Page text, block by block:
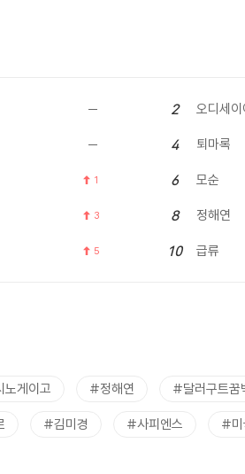
2 오디세
4 퇴마록
1 6 모순
3 8 정해연
5 10 급류
게이고 #정해연 #달러구트꿈
#김미경 #사피엔스 #미